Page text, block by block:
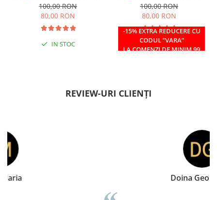
si margele Miyuki rosii
100,00 RON
80,00 RON
IN STOC
-15% EXTRA REDUCERE CU
CODUL ”VARA”
LA COMENZI DE MINIM 99
si margele Miyuki verzi
100,00 RON
80,00 RON
IN STOC
REVIEW-URI CLIENȚI